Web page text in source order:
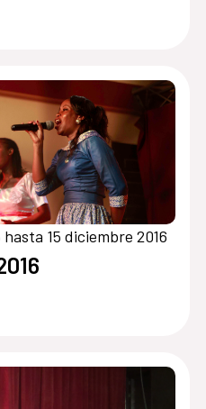
15 diciembre 2016